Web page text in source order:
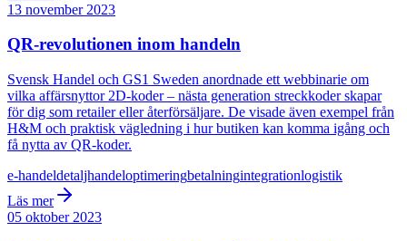
13 november 2023
QR-revolutionen inom handeln
Svensk Handel och GS1 Sweden anordnade ett webbinarie om
vilka affärsnyttor 2D-koder – nästa generation streckkoder skapar
för dig som retailer eller återförsäljare. De visade även exempel från
H&M och praktisk vägledning i hur butiken kan komma igång och
få nytta av QR-koder.
e-handeldetaljhandeloptimeringbetalningintegrationlogistik
Läs mer
05 oktober 2023